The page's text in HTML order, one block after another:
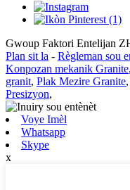
Gwoup Faktori Entelijan
Plan sit la - Règleman sou
Konpozan mekanik Granite,
granit, Plak Mezire Granite,
Presizyon,
Voye Imèl
Whatsapp
Skype
x